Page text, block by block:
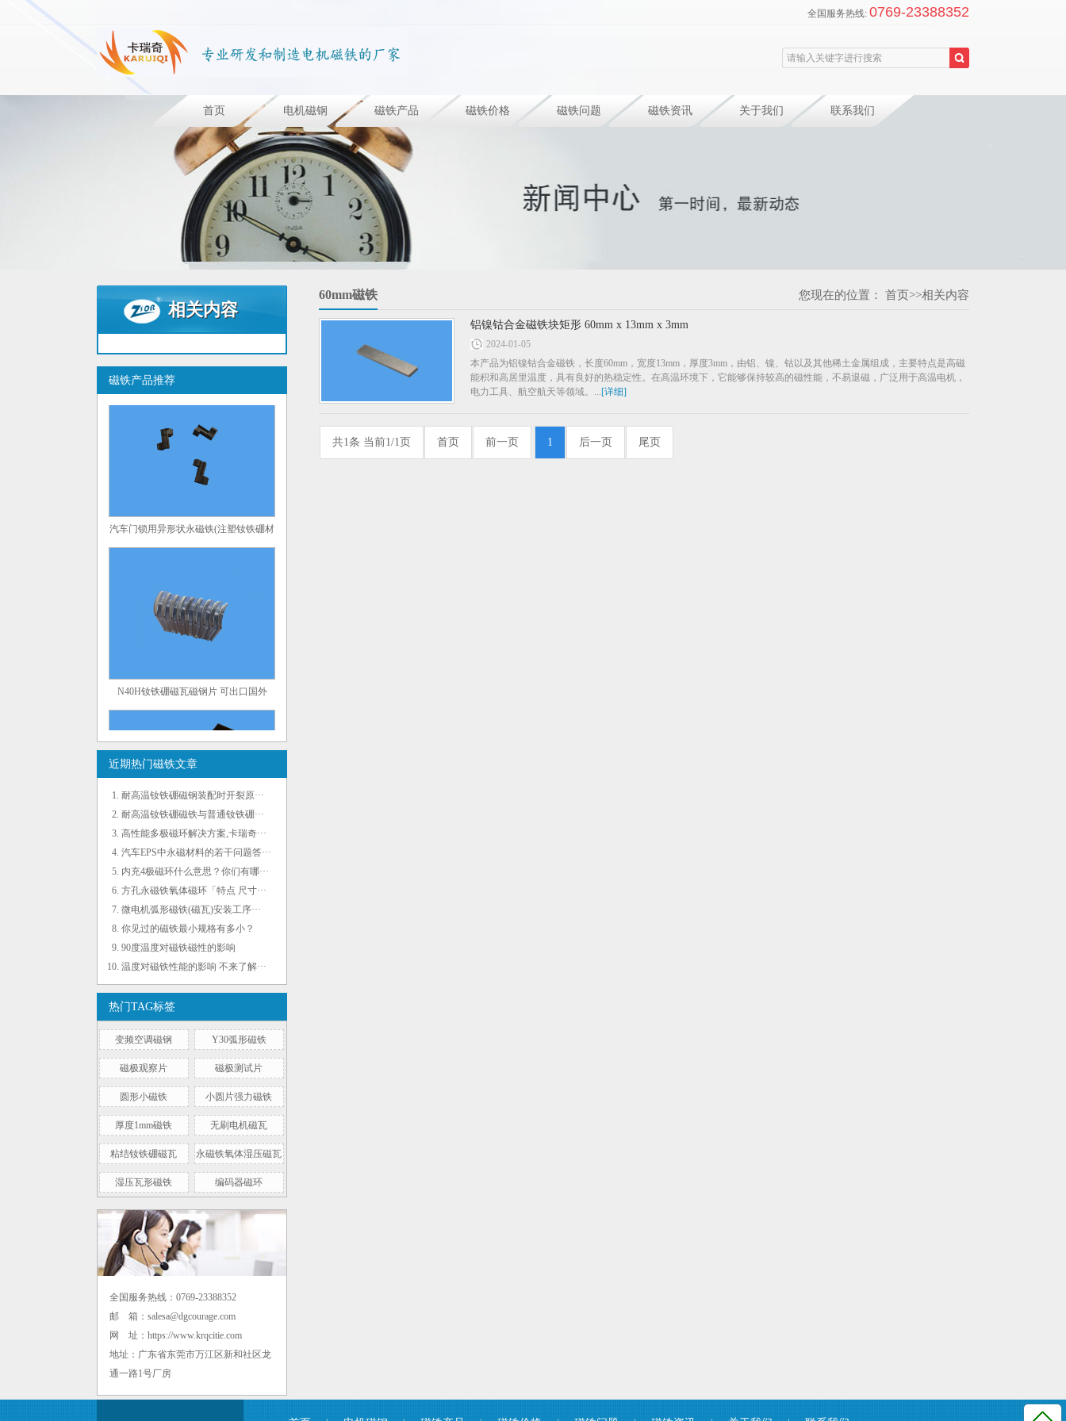
全国服务热线: 0769-23388352
首页 电机磁钢 磁铁产品 磁铁价格 磁铁问题 磁铁资讯 关于我们 联系我们
相关内容
磁铁产品推荐
侧面钻孔的钕铁硼圆环磁铁 N52
汽车门锁用异形状永磁铁(注塑钕铁硼材
料)
N40H钕铁硼磁瓦磁钢片 可出口国外
N35EH黑色环氧强力磁瓦 耐温200℃
径向内充4极注塑铁氧体磁环 外径35mm
内孔8mm高剩磁径向转子磁环 500mt
钕铁硼强力小圆片圆形磁铁 D3*1mm
近期热门磁铁文章
耐高温钕铁硼磁钢装配时开裂原···
耐高温钕铁硼磁铁与普通钕铁硼···
高性能多极磁环解决方案,卡瑞奇···
汽车EPS中永磁材料的若干问题答···
内充4极磁环什么意思？你们有哪···
方孔永磁铁氧体磁环「特点 尺寸···
微电机弧形磁铁(磁瓦)安装工序···
你见过的磁铁最小规格有多小？
90度温度对磁铁磁性的影响
温度对磁铁性能的影响 不来了解···
热门TAG标签
变频空调磁钢 Y30弧形磁铁
磁极观察片 磁极测试片
圆形小磁铁 小圆片强力磁铁
厚度1mm磁铁 无刷电机磁瓦
粘结钕铁硼磁瓦 永磁铁氧体湿压磁瓦
湿压瓦形磁铁 编码器磁环
全国服务热线：0769-23388352
邮 箱：salesa@dgcourage.com
网 址：https://www.krqcitie.com
地址：广东省东莞市万江区新和社区龙
通一路1号厂房
您现在的位置： 首页>>相关内容
60mm磁铁
铝镍钴合金磁铁块矩形 60mm x 13mm x 3mm
2024-01-05
本产品为铝镍钴合金磁铁，长度60mm，宽度13mm，厚度3mm，由铝、镍、钴以及其他稀土金属组成，主要特点是高磁
能积和高居里温度，具有良好的热稳定性。在高温环境下，它能够保持较高的磁性能，不易退磁，广泛用于高温电机，
电力工具、航空航天等领域。...[详细]
共1条 当前1/1页 首页 前一页 1 后一页 尾页